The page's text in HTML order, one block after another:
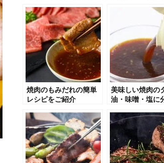
イントなど紹介
焼肉のもみだれの簡単
レシピをご紹介
美味しい焼肉の
油・味噌・塩に